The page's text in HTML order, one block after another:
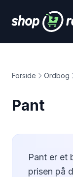
Forside Ordbog
Pant
Pant er et
prisen på